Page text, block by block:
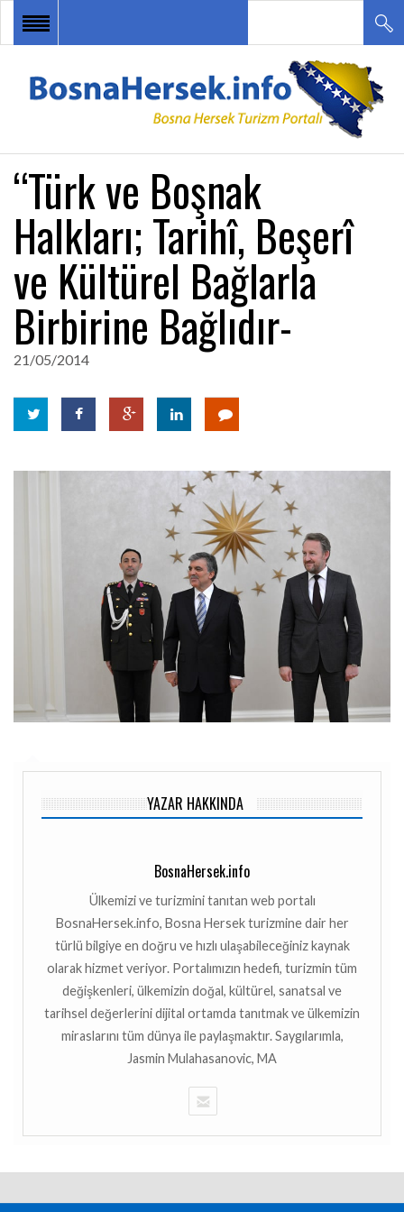
ANA SAYFA
BOSNA HERSEK TURU
DESTİNASYONLAR
ETKİNLİKLER
TURİZM ÇEŞİTLERİ
İLETİŞİM
“Türk ve Boşnak
Halkları; Tarihî, Beşerî
ve Kültürel Bağlarla
Birbirine Bağlıdır-
21/05/2014
YAZAR HAKKINDA
BosnaHersek.info
Ülkemizi ve turizmini tanıtan web portalı
BosnaHersek.info, Bosna Hersek turizmine dair her
türlü bilgiye en doğru ve hızlı ulaşabileceğiniz kaynak
olarak hizmet veriyor. Portalımızın hedefi, turizmin tüm
değişkenleri, ülkemizin doğal, kültürel, sanatsal ve
tarihsel değerlerini dijital ortamda tanıtmak ve ülkemizin
miraslarını tüm dünya ile paylaşmaktır. Saygılarımla,
Jasmin Mulahasanovic, MA